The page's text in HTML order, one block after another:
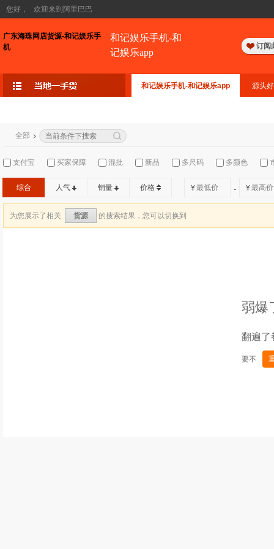
您好， 欢迎来到阿里巴巴
广东海珠网店货源-和记娱乐手
机
和记娱乐手机-和
记娱乐app
订阅
和记娱乐手机-和记娱乐app 源头
全部
支付宝 买家保障 混批 新品 多尺码 多颜色
综合 人气 销量 价格 ¥ - ¥
为您展示了相关 货源 的搜索结果，您可以切换到
弱爆
翻遍了
要不